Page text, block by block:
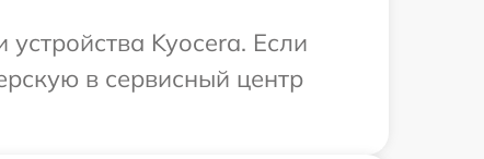
Kyocera. Если
в сервисный центр